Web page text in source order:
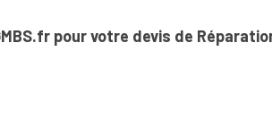
pour votre devis de